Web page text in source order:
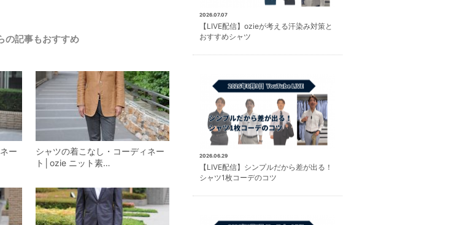
の記事もおすすめ
ー
シャツの着こなし・コーディネー
ト│ozie ニット素…
2026.07.07
【LIVE配信】ozieが考える汗染み対策と
おすすめシャツ
2026.06.29
【LIVE配信】シンプルだから差が出る！
シャツ1枚コーデのコツ